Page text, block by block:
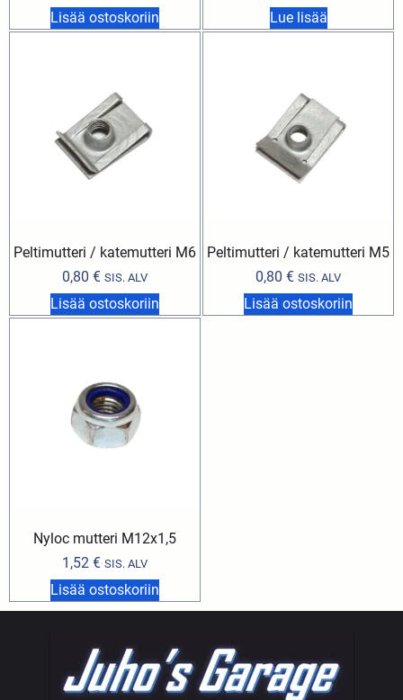
Lisää ostoskoriin Lue lisää
Peltimutteri / katemutteri M6
0,80 € SIS. ALV
Lisää ostoskoriin
Peltimutteri / katemutteri M5
0,80 € SIS. ALV
Lisää ostoskoriin
Nyloc mutteri M12x1,5
1,52 € SIS. ALV
Lisää ostoskoriin